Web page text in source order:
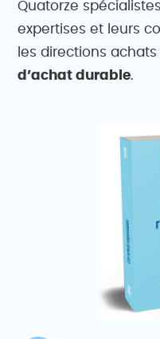
Quatorze
expertises et leurs
les directions
d’achat durable.